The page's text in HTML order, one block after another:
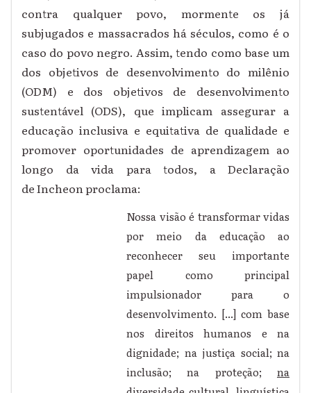
contra qualquer povo, mormente os já
subjugados e massacrados há séculos, como é o
caso do povo negro. Assim, tendo como base um
dos objetivos de desenvolvimento do milênio
(ODM) e dos objetivos de desenvolvimento
sustentável (ODS), que implicam assegurar a
educação inclusiva e equitativa de qualidade e
promover oportunidades de aprendizagem ao
longo da vida para todos, a Declaração
de Incheon proclama:
Nossa visão é transformar vidas
por meio da educação ao
reconhecer seu importante
papel como principal
impulsionador para o
desenvolvimento. [...] com base
nos direitos humanos e na
dignidade; na justiça social; na
inclusão; na proteção; na